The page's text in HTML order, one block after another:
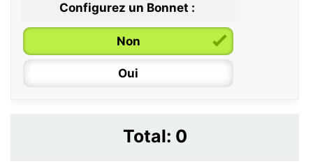
Configurez un Bonnet :
Non
Oui
Total: 0